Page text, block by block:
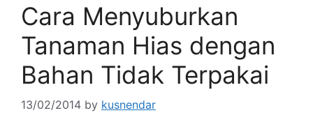
Cara Menyuburkan
Tanaman Hias dengan
Bahan Tidak Terpakai
13/02/2014 by kusnendar